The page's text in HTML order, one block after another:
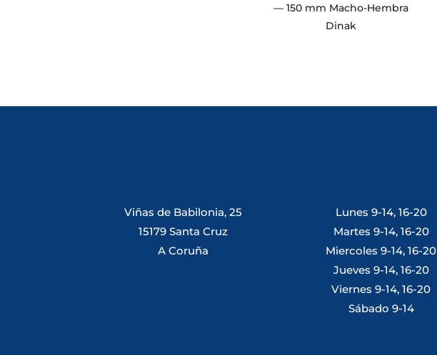
— 150 mm Macho-Hembra
Dinak
Viñas de Babilonia, 25
15179 Santa Cruz
A Coruña
Lunes 9-14, 16-20
Martes 9-14, 16-20
Miercoles 9-14, 16-20
Jueves 9-14, 16-20
Viernes 9-14, 16-20
Sábado 9-14